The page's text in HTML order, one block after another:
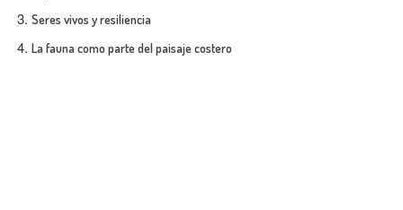
Seres vivos y resiliencia
La fauna como parte del paisaje costero